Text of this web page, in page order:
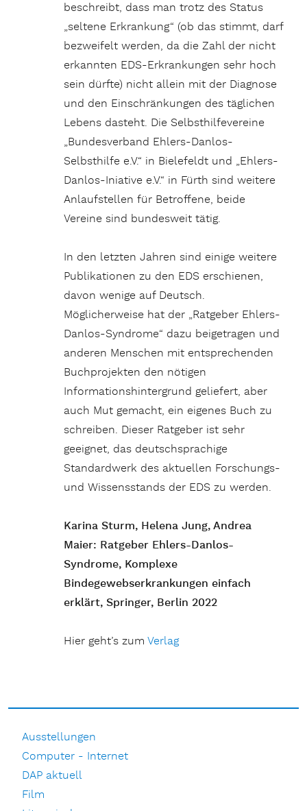
beschreibt, dass man trotz des Status
„seltene Erkrankung“ (ob das stimmt, darf
bezweifelt werden, da die Zahl der nicht
erkannten EDS-Erkrankungen sehr hoch
sein dürfte) nicht allein mit der Diagnose
und den Einschränkungen des täglichen
Lebens dasteht. Die Selbsthilfevereine
„Bundesverband Ehlers-Danlos-
Selbsthilfe e.V.“ in Bielefeldt und „Ehlers-
Danlos-Iniative e.V.“ in Fürth sind weitere
Anlaufstellen für Betroffene, beide
Vereine sind bundesweit tätig.
In den letzten Jahren sind einige weitere
Publikationen zu den EDS erschienen,
davon wenige auf Deutsch.
Möglicherweise hat der „Ratgeber Ehlers-
Danlos-Syndrome“ dazu beigetragen und
anderen Menschen mit entsprechenden
Buchprojekten den nötigen
Informationshintergrund geliefert, aber
auch Mut gemacht, ein eigenes Buch zu
schreiben. Dieser Ratgeber ist sehr
geeignet, das deutschsprachige
Standardwerk des aktuellen Forschungs-
und Wissensstands der EDS zu werden.
Karina Sturm, Helena Jung, Andrea
Maier: Ratgeber Ehlers-Danlos-
Syndrome, Komplexe
Bindegewebserkrankungen einfach
erklärt, Springer, Berlin 2022
Hier geht’s zumVerlag
Ausstellungen
Computer - Internet
DAP aktuell
Film